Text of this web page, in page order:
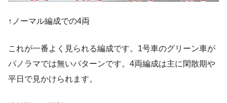
↑ノーマル編成での4両
これが一番よく見られる編成です。1号車のグリーン車が
パノラマでは無いパターンです。4両編成は主に閑散期や
平日で見かけられます。